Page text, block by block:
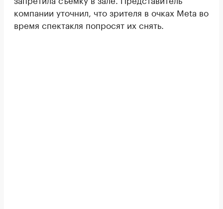
компании уточнил, что зрителя в очках Meta во
время спектакля попросят их снять.